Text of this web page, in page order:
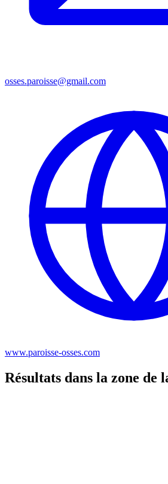
osses.paroisse@gmail.com
www.paroisse-osses.com
Résultats dans la zone de